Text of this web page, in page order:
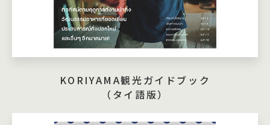
KORIYAMA観光ガイドブック
（タイ語版）